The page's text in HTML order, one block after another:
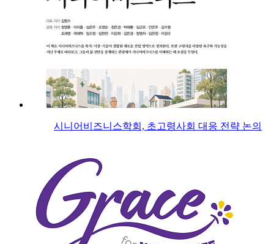
시니어비즈니스학회, 초고령사회 대응 전략 논의